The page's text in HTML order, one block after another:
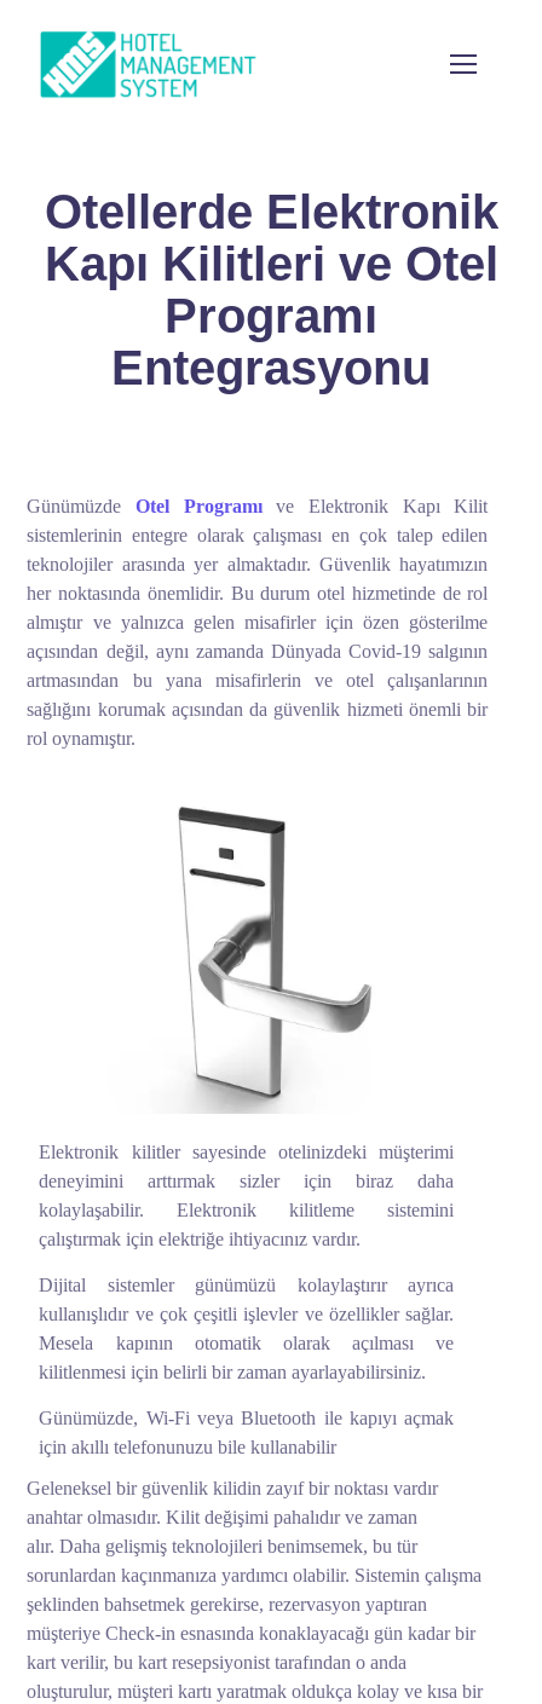
Otellerde Elektronik
Kapı Kilitleri ve Otel
Programı
Entegrasyonu
GünümüzdeOtel Programıve Elektronik Kapı Kilit
sistemlerinin entegre olarak çalışması en çok talep edilen
teknolojiler arasında yer almaktadır. Güvenlik hayatımızın
her noktasında önemlidir. Bu durum otel hizmetinde de rol
almıştır ve yalnızca gelen misafirler için özen gösterilme
açısından değil, aynı zamanda Dünyada Covid-19 salgının
artmasından bu yana misafirlerin ve otel çalışanlarının
sağlığını korumak açısından da güvenlik hizmeti önemli bir
rol oynamıştır.
Elektronik kilitler sayesinde otelinizdeki müşterimi
deneyimini arttırmak sizler için biraz daha
kolaylaşabilir. Elektronik kilitleme sistemini
çalıştırmak için elektriğe ihtiyacınız vardır.
Dijital sistemler günümüzü kolaylaştırır ayrıca
kullanışlıdır ve çok çeşitli işlevler ve özellikler sağlar.
Mesela kapının otomatik olarak açılması ve
kilitlenmesi için belirli bir zaman ayarlayabilirsiniz.
Günümüzde, Wi-Fi veya Bluetooth ile kapıyı açmak
için akıllı telefonunuzu bile kullanabilir
Geleneksel bir güvenlik kilidin zayıf bir noktası vardır
anahtar olmasıdır. Kilit değişimi pahalıdır ve zaman
alır. Daha gelişmiş teknolojileri benimsemek, bu tür
sorunlardan kaçınmanıza yardımcı olabilir. Sistemin çalışma
şeklinden bahsetmek gerekirse, rezervasyon yaptıran
müşteriye Check-in esnasında konaklayacağı gün kadar bir
kart verilir, bu kart resepsiyonist tarafından o anda
oluşturulur, müşteri kartı yaratmak oldukça kolay ve kısa bir